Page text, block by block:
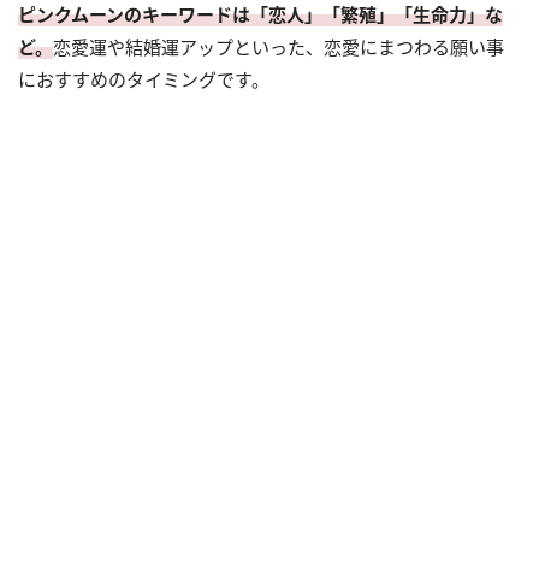
ピンクムーンのキーワードは「恋人」「繁殖」「生命力」な
ど。恋愛運や結婚運アップといった、恋愛にまつわる願い事
におすすめのタイミングです。